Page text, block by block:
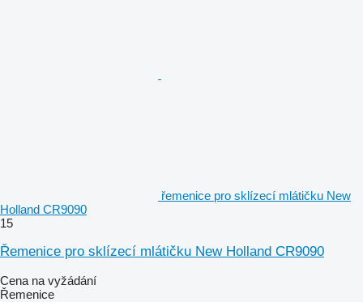
řemenice pro sklízecí mlátičku New
Holland CR9090
15
Řemenice pro sklízecí mlátičku New Holland CR9090
Cena na vyžádání
Řemenice